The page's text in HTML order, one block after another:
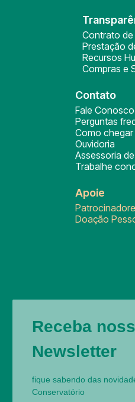
Contrato
Prestação
Recursos
Compras e
Contato
Fale Conosco
Perguntas
Como chegar
Ouvidoria
Assessoria
Trabalhe
Apoie
Doação